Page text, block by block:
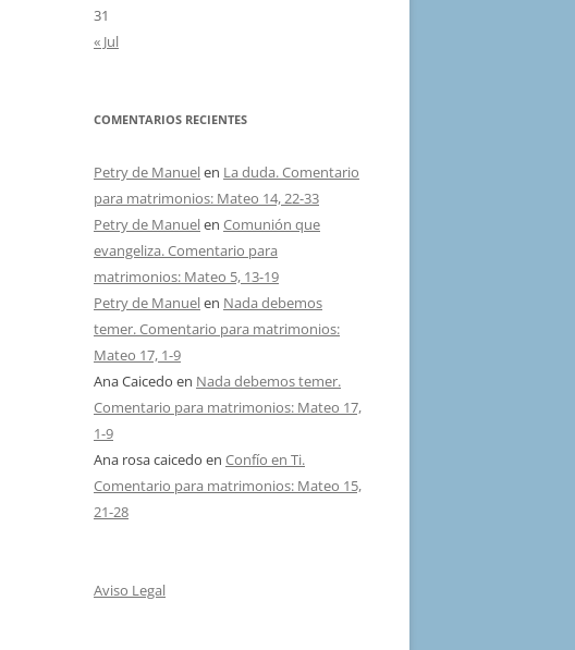
31
« Jul
COMENTARIOS RECIENTES
Petry de Manuelen La duda. Comentario
para matrimonios: Mateo 14, 22-33
Petry de Manuelen Comunión que
evangeliza. Comentario para
matrimonios: Mateo 5, 13-19
Petry de Manuelen Nada debemos
temer. Comentario para matrimonios:
Mateo 17, 1-9
Ana Caicedo en Nada debemos temer.
Comentario para matrimonios: Mateo 17,
1-9
Ana rosa caicedo en Confío en Ti.
Comentario para matrimonios: Mateo 15,
21-28
Aviso Legal